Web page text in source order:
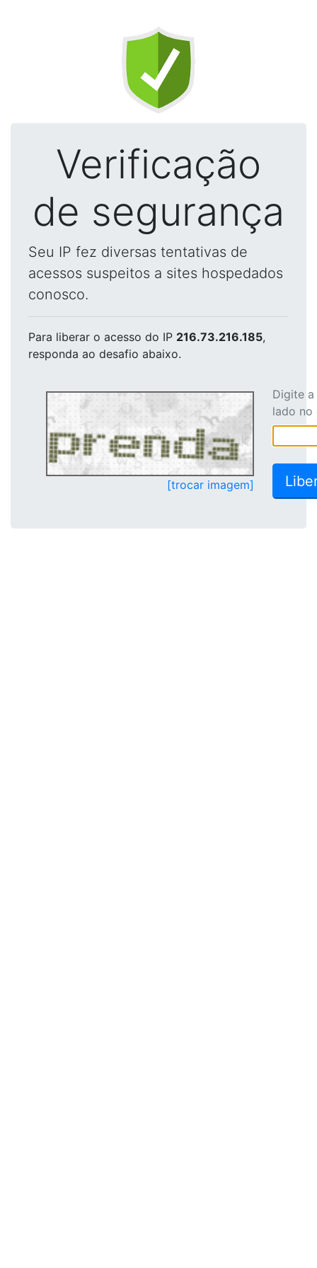
Verificação
de segurança
Seu IP fez diversas tentativas de
acessos suspeitos a sites hospedados
conosco.
Para liberar o acesso do IP 216.73.216.185,
responda ao desafio abaixo.
[trocar imagem]
Digite
lado no